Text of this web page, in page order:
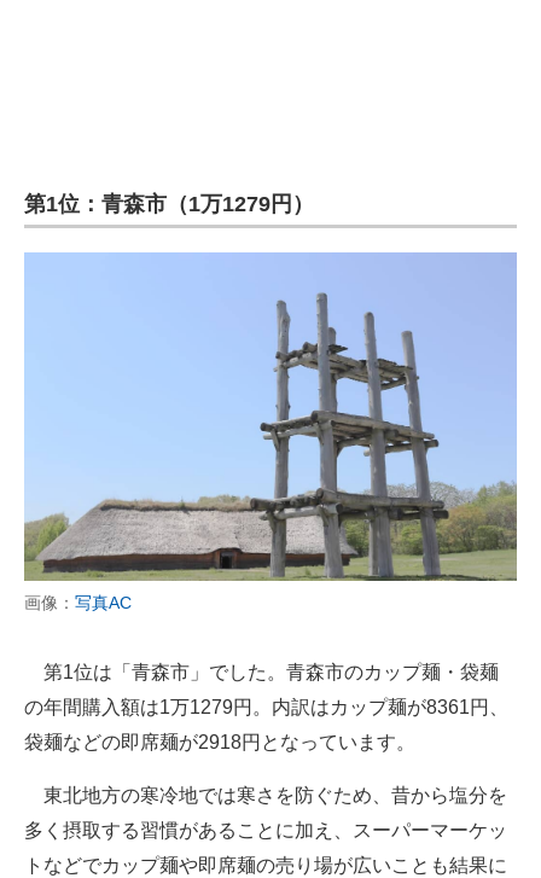
第1位：青森市（1万1279円）
画像： 写真AC
第1位は「青森市」でした。青森市のカップ麺・袋麺
の年間購入額は1万1279円。内訳はカップ麺が8361円、
袋麺などの即席麺が2918円となっています。
東北地方の寒冷地では寒さを防ぐため、昔から塩分を
多く摂取する習慣があることに加え、スーパーマーケッ
トなどでカップ麺や即席麺の売り場が広いことも結果に